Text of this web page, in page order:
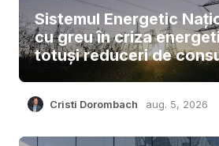
Sistemul Energetic
cu greu în criza
totuși reduceri de
Cristi Dorombach aug. 5, 2026